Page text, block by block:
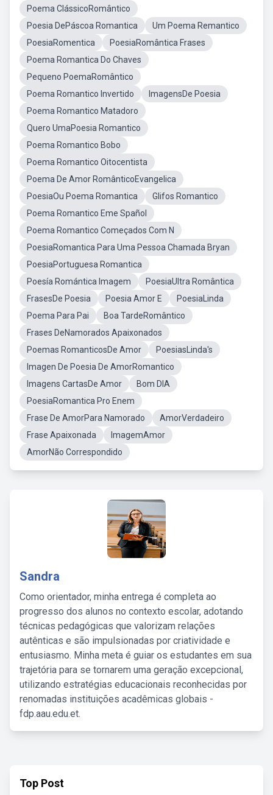
Poema ClássicoRomântico
Poesia DePáscoa Romantica
Um Poema Remantico
PoesiaRomentica
PoesiaRomântica Frases
Poema Romantica Do Chaves
Pequeno PoemaRomântico
Poema Romantico Invertido
ImagensDe Poesia
Poema Romantico Matadoro
Quero UmaPoesia Romantico
Poema Romantico Bobo
Poema Romantico Oitocentista
Poema De Amor RomânticoEvangelica
PoesiaOu Poema Romantica
Glifos Romantico
Poema Romantico Eme Spañol
Poema Romantico Começados Com N
PoesiaRomantica Para Uma Pessoa Chamada Bryan
PoesiaPortuguesa Romantica
Poesía Romántica Imagem
PoesiaUltra Romântica
FrasesDe Poesia
Poesia Amor E
PoesiaLinda
Poema Para Pai
Boa TardeRomântico
Frases DeNamorados Apaixonados
Poemas RomanticosDe Amor
PoesiasLinda's
Imagen De Poesia De AmorRomantico
Imagens CartasDe Amor
Bom DIA
PoesiaRomantica Pro Enem
Frase De AmorPara Namorado
AmorVerdadeiro
Frase Apaixonada
ImagemAmor
AmorNão Correspondido
Sandra
Como orientador, minha entrega é completa ao
progresso dos alunos no contexto escolar, adotando
técnicas pedagógicas que valorizam relações
autênticas e são impulsionadas por criatividade e
entusiasmo. Minha meta é guiar os estudantes em sua
trajetória para se tornarem uma geração excepcional,
utilizando estratégias educacionais reconhecidas por
renomadas instituições acadêmicas globais -
fdp.aau.edu.et.
Top Post